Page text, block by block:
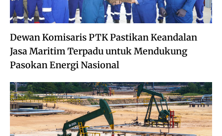
Dewan Komisaris PTK Pastikan Keandalan
Jasa Maritim Terpadu untuk Mendukung
Pasokan Energi Nasional